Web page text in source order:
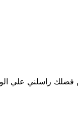
راسلني علي